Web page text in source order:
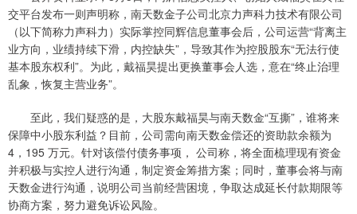
交平台发布一则声明称，南天数金子公司北京力声科力技术有限公司
（以下简称力声科力）实际掌控同辉信息董事会后，公司运营“背离主
业方向，业绩持续下滑，内控缺失”，导致其作为控股股东“无法行使
基本股东权利”。为此，戴福昊提出更换董事会人选，意在“终止治理
乱象，恢复主营业务”。
至此，我们疑惑的是，大股东戴福昊与南天数金“互撕”，谁将来
保障中小股东利益？目前，公司需向南天数金偿还的资助款余额为
4，195 万元。针对该偿付债务事项， 公司称，将全面梳理现有资金
并积极与实控人进行沟通，制定资金筹措方案；同时，董事会将与南
天数金进行沟通，说明公司当前经营困境，争取达成延长付款期限等
协商方案，努力避免诉讼风险。